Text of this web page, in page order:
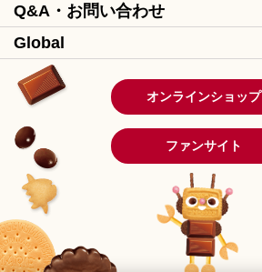
Q&A・お問い合わせ
Global
オンラインショップ
ファンサイト